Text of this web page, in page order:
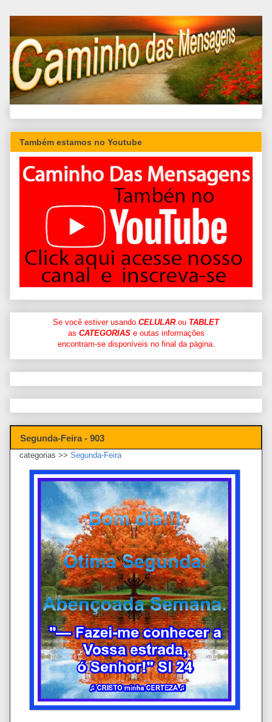
Também estamos no Youtube
Se você estiver usando CELULARou TABLET
as CATEGORIASe outas informações
encontram-se disponíveis no final da página.
Segunda-Feira - 903
categorias >> Segunda-Feira